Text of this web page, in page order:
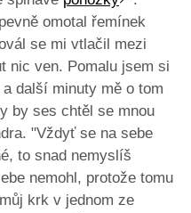
omotal řemínek
se mi vtlačil mezi
nic ven. Pomalu jsem si
další minuty mě o tom
by ses chtěl se mnou
"Vždyť se na sebe
to snad nemyslíš
nemohl, protože tomu
krk v jednom ze